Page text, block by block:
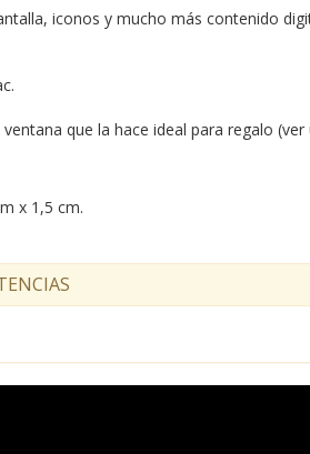
iconos y mucho más contenido
que la hace ideal para regalo
x 1,5 cm.